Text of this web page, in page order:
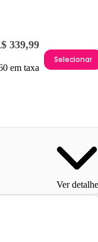
339,99
em taxa
Selecionar
Ver